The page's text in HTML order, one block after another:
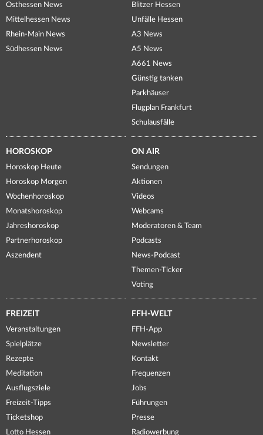
Osthessen News
Mittelhessen News
Rhein-Main News
Südhessen News
Blitzer Hessen
Unfälle Hessen
A3 News
A5 News
A661 News
Günstig tanken
Parkhäuser
Flugplan Frankfurt
Schulausfälle
HOROSKOP
Horoskop Heute
Horoskop Morgen
Wochenhoroskop
Monatshoroskop
Jahreshoroskop
Partnerhoroskop
Aszendent
ON AIR
Sendungen
Aktionen
Videos
Webcams
Moderatoren & Team
Podcasts
News-Podcast
Themen-Ticker
Voting
FREIZEIT
Veranstaltungen
Spielplätze
Rezepte
Meditation
Ausflugsziele
Freizeit-Tipps
Ticketshop
Lotto Hessen
FFH-WELT
FFH-App
Newsletter
Kontakt
Frequenzen
Jobs
Führungen
Presse
Radiowerbung